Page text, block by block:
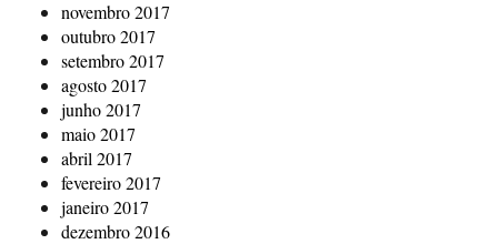
novembro 2017
outubro 2017
setembro 2017
agosto 2017
junho 2017
maio 2017
abril 2017
fevereiro 2017
janeiro 2017
dezembro 2016